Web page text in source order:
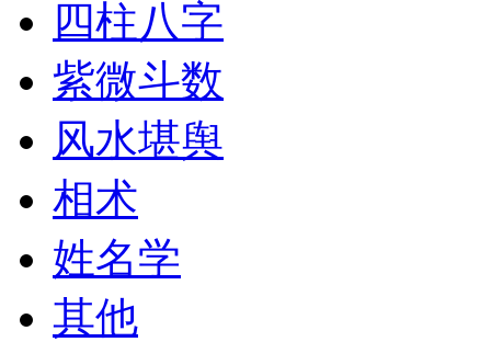
四柱八字
紫微斗数
风水堪舆
相术
姓名学
其他